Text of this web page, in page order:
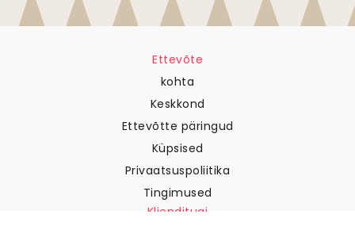
Ettevõte
kohta
Keskkond
Ettevõtte päringud
Küpsised
Privaatsuspoliitika
Tingimused
Klienditugi